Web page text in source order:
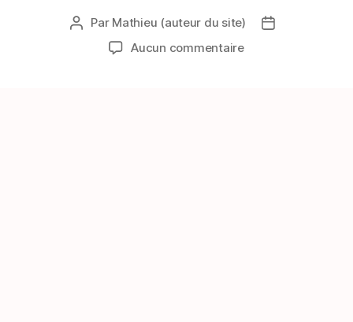
Auteur
l’article
Par Mathieu (auteur du site)
Date
Aucun commentairesur